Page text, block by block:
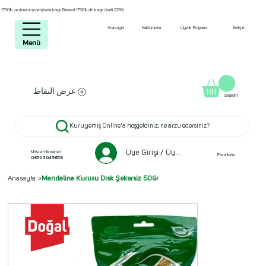
1750₺ ve üzeri alışverişlerde kargo Bedava! 1750₺ altı kargo ücreti 229₺
Anasayfa Hakkımızda Üyelik Programı İletişim
Kuruyemiş Online'a hoşgeldiniz, ne arzu edersiniz?
Müşteri Hizmetleri
0850 304 5656
Üye Girişi / Üye ol
عرض النقاط
Favorilerim
Sepetim
Menü
Anasayfa >Mandalina Kurusu Disk Şekersiz 50Gr